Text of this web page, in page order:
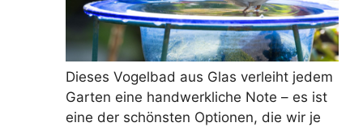
Dieses Vogelbad aus Glas verleiht jedem
Garten eine handwerkliche Note – es ist
eine der schönsten Optionen, die wir je